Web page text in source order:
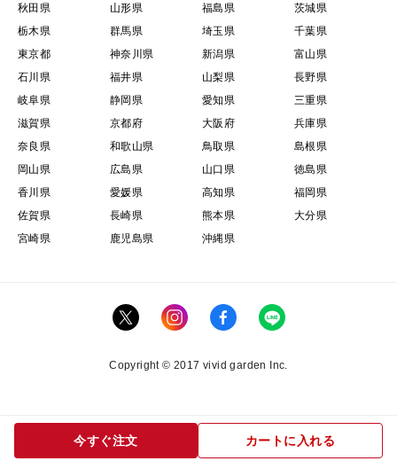
今すぐ注文 カートに入れる
秋田県
山形県 福島県
茨城県
栃木県
群馬県 埼玉県
千葉県
東京都
神奈川県 新潟県
富山県
石川県
福井県 山梨県
長野県
岐阜県
静岡県 愛知県
三重県
滋賀県
京都府 大阪府
兵庫県
奈良県
和歌山県 鳥取県
島根県
岡山県
広島県 山口県
徳島県
香川県
愛媛県 高知県
福岡県
佐賀県
長崎県 熊本県
大分県
宮崎県
鹿児島県 沖縄県
Copyright © 2017 vivid garden Inc.